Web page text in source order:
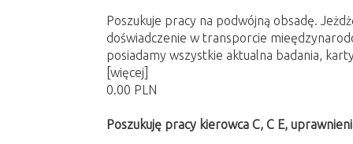
Poszukuje pracy na podwójną obsadę.
doświadczenie w transporcie
posiadamy wszystkie aktualna badania,
[więcej]
0.00 PLN
Poszukuję pracy kierowca C, C E,